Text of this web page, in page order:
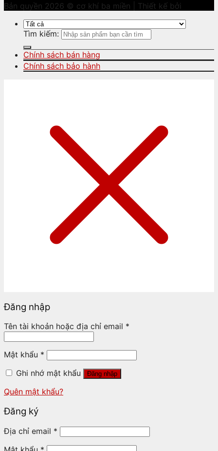
Bản quyền 2026 © cơ khí ba miền | Thiết kế bởi
Tìm kiếm:
Chính sách bán hàng
Chính sách bảo hành
Đăng nhập
Tên tài khoản hoặc địa chỉ email *
Mật khẩu *
Ghi nhớ mật khẩu
Đăng nhập
Quên mật khẩu?
Đăng ký
Địa chỉ email *